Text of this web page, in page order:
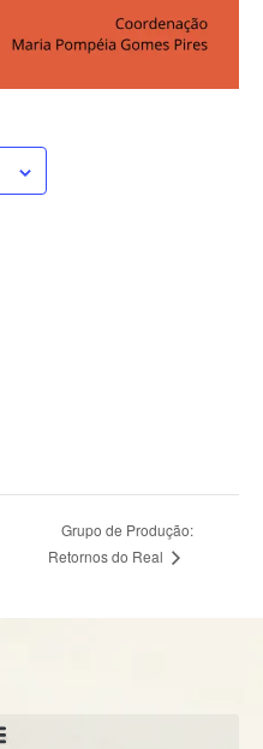
Grupo de Produção:
Retornos do Real